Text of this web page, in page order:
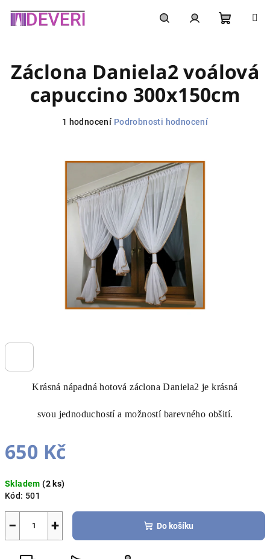
košík
Krásná nápadná hotová záclona Daniela2 je krásná
svou jednoduchostí a možností barevného obšití.
650 Kč
cena:
Skladem(2 ks)
Kód: 501
+
− Do košíku
Záclona Daniela2 voálová
capuccino 300x150cm
Průměrné
hvězdiček.
1 hodnocení Podrobnosti hodnocení